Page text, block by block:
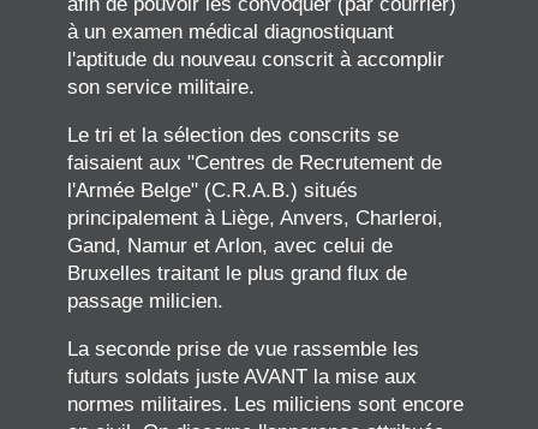
à un examen médical diagnostiquant
l'aptitude du nouveau conscrit à accomplir
son service militaire.
Le tri et la sélection des conscrits se
faisaient aux "Centres de Recrutement de
l'Armée Belge" (C.R.A.B.) situés
principalement à Liège, Anvers, Charleroi,
Gand, Namur et Arlon, avec celui de
Bruxelles traitant le plus grand flux de
passage milicien.
La seconde prise de vue rassemble les
futurs soldats juste AVANT la mise aux
normes militaires. Les miliciens sont encore